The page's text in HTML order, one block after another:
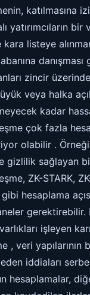
katılmasına
yatırımcıların bir
listeye
danışması
zincir
veya halka
kadar
çok fazla
olabilir .
gizlilik sağlayan
ZK-STARK,
hesaplama
gerektirebilir.
işleyen
, veri yapılarının
iddiaları
hesaplamalar,